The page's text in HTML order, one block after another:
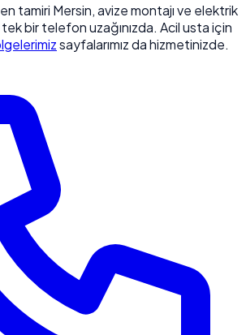
tamiri Mersin, avize montajı ve elektrik
bir telefon uzağınızda. Acil usta için
sayfalarımız da hizmetinizde.